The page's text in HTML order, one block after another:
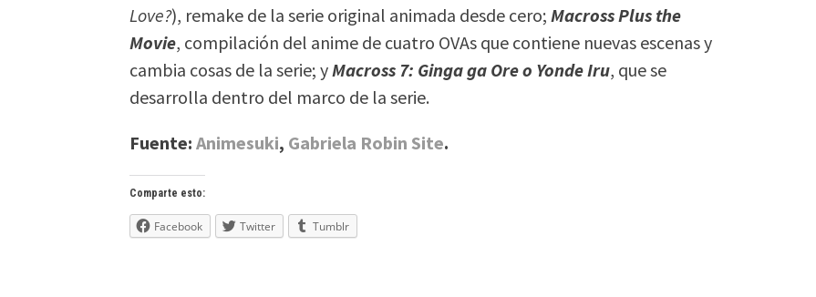
Love?), remake de la serie original animada desde cero;Macross Plus the
Movie, compilación del anime de cuatro OVAs que contiene nuevas escenas y
cambia cosas de la serie; yMacross 7: Ginga ga Ore o Yonde Iru, que se
desarrolla dentro del marco de la serie.
Fuente:Animesuki, Gabriela Robin Site.
Comparte esto:
Facebook Twitter Tumblr